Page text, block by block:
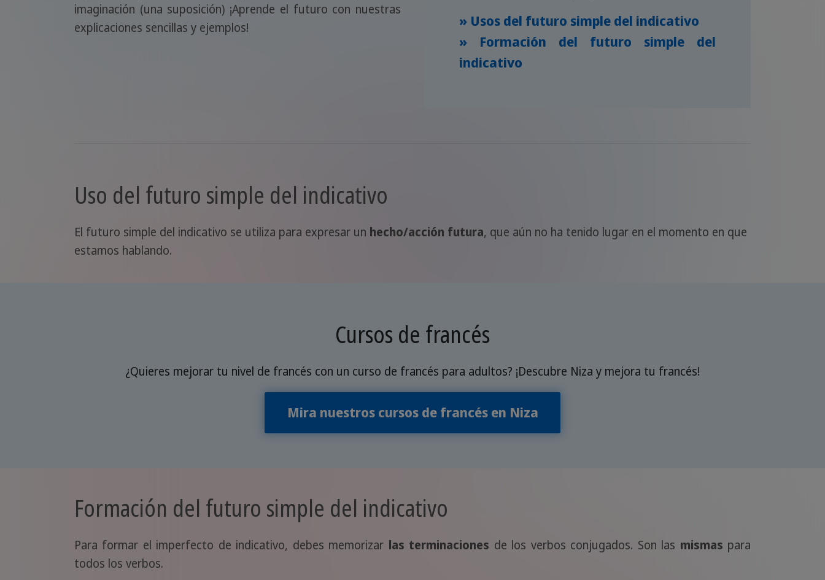
imaginación (una suposición) ¡Aprende el futuro con nuestras
explicaciones sencillas y ejemplos!
» Usos del futuro simple del indicativo
» Formación del futuro simple del
indicativo
Uso del futuro simple del indicativo
El futuro simple del indicativo se utiliza para expresar un hecho/acción futura, que aún no ha tenido lugar en el momento en que
estamos hablando.
Cursos de francés
¿Quieres mejorar tu nivel de francés con un curso de francés para adultos? ¡Descubre Niza y mejora tu francés!
Mira nuestros cursos de francés en Niza
Formación del futuro simple del indicativo
Para formar el imperfecto de indicativo, debes memorizar las terminaciones de los verbos conjugados. Son las mismas para
todos los verbos.